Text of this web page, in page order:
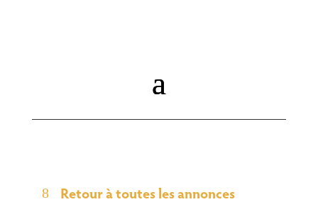
Retour à toutes les annonces